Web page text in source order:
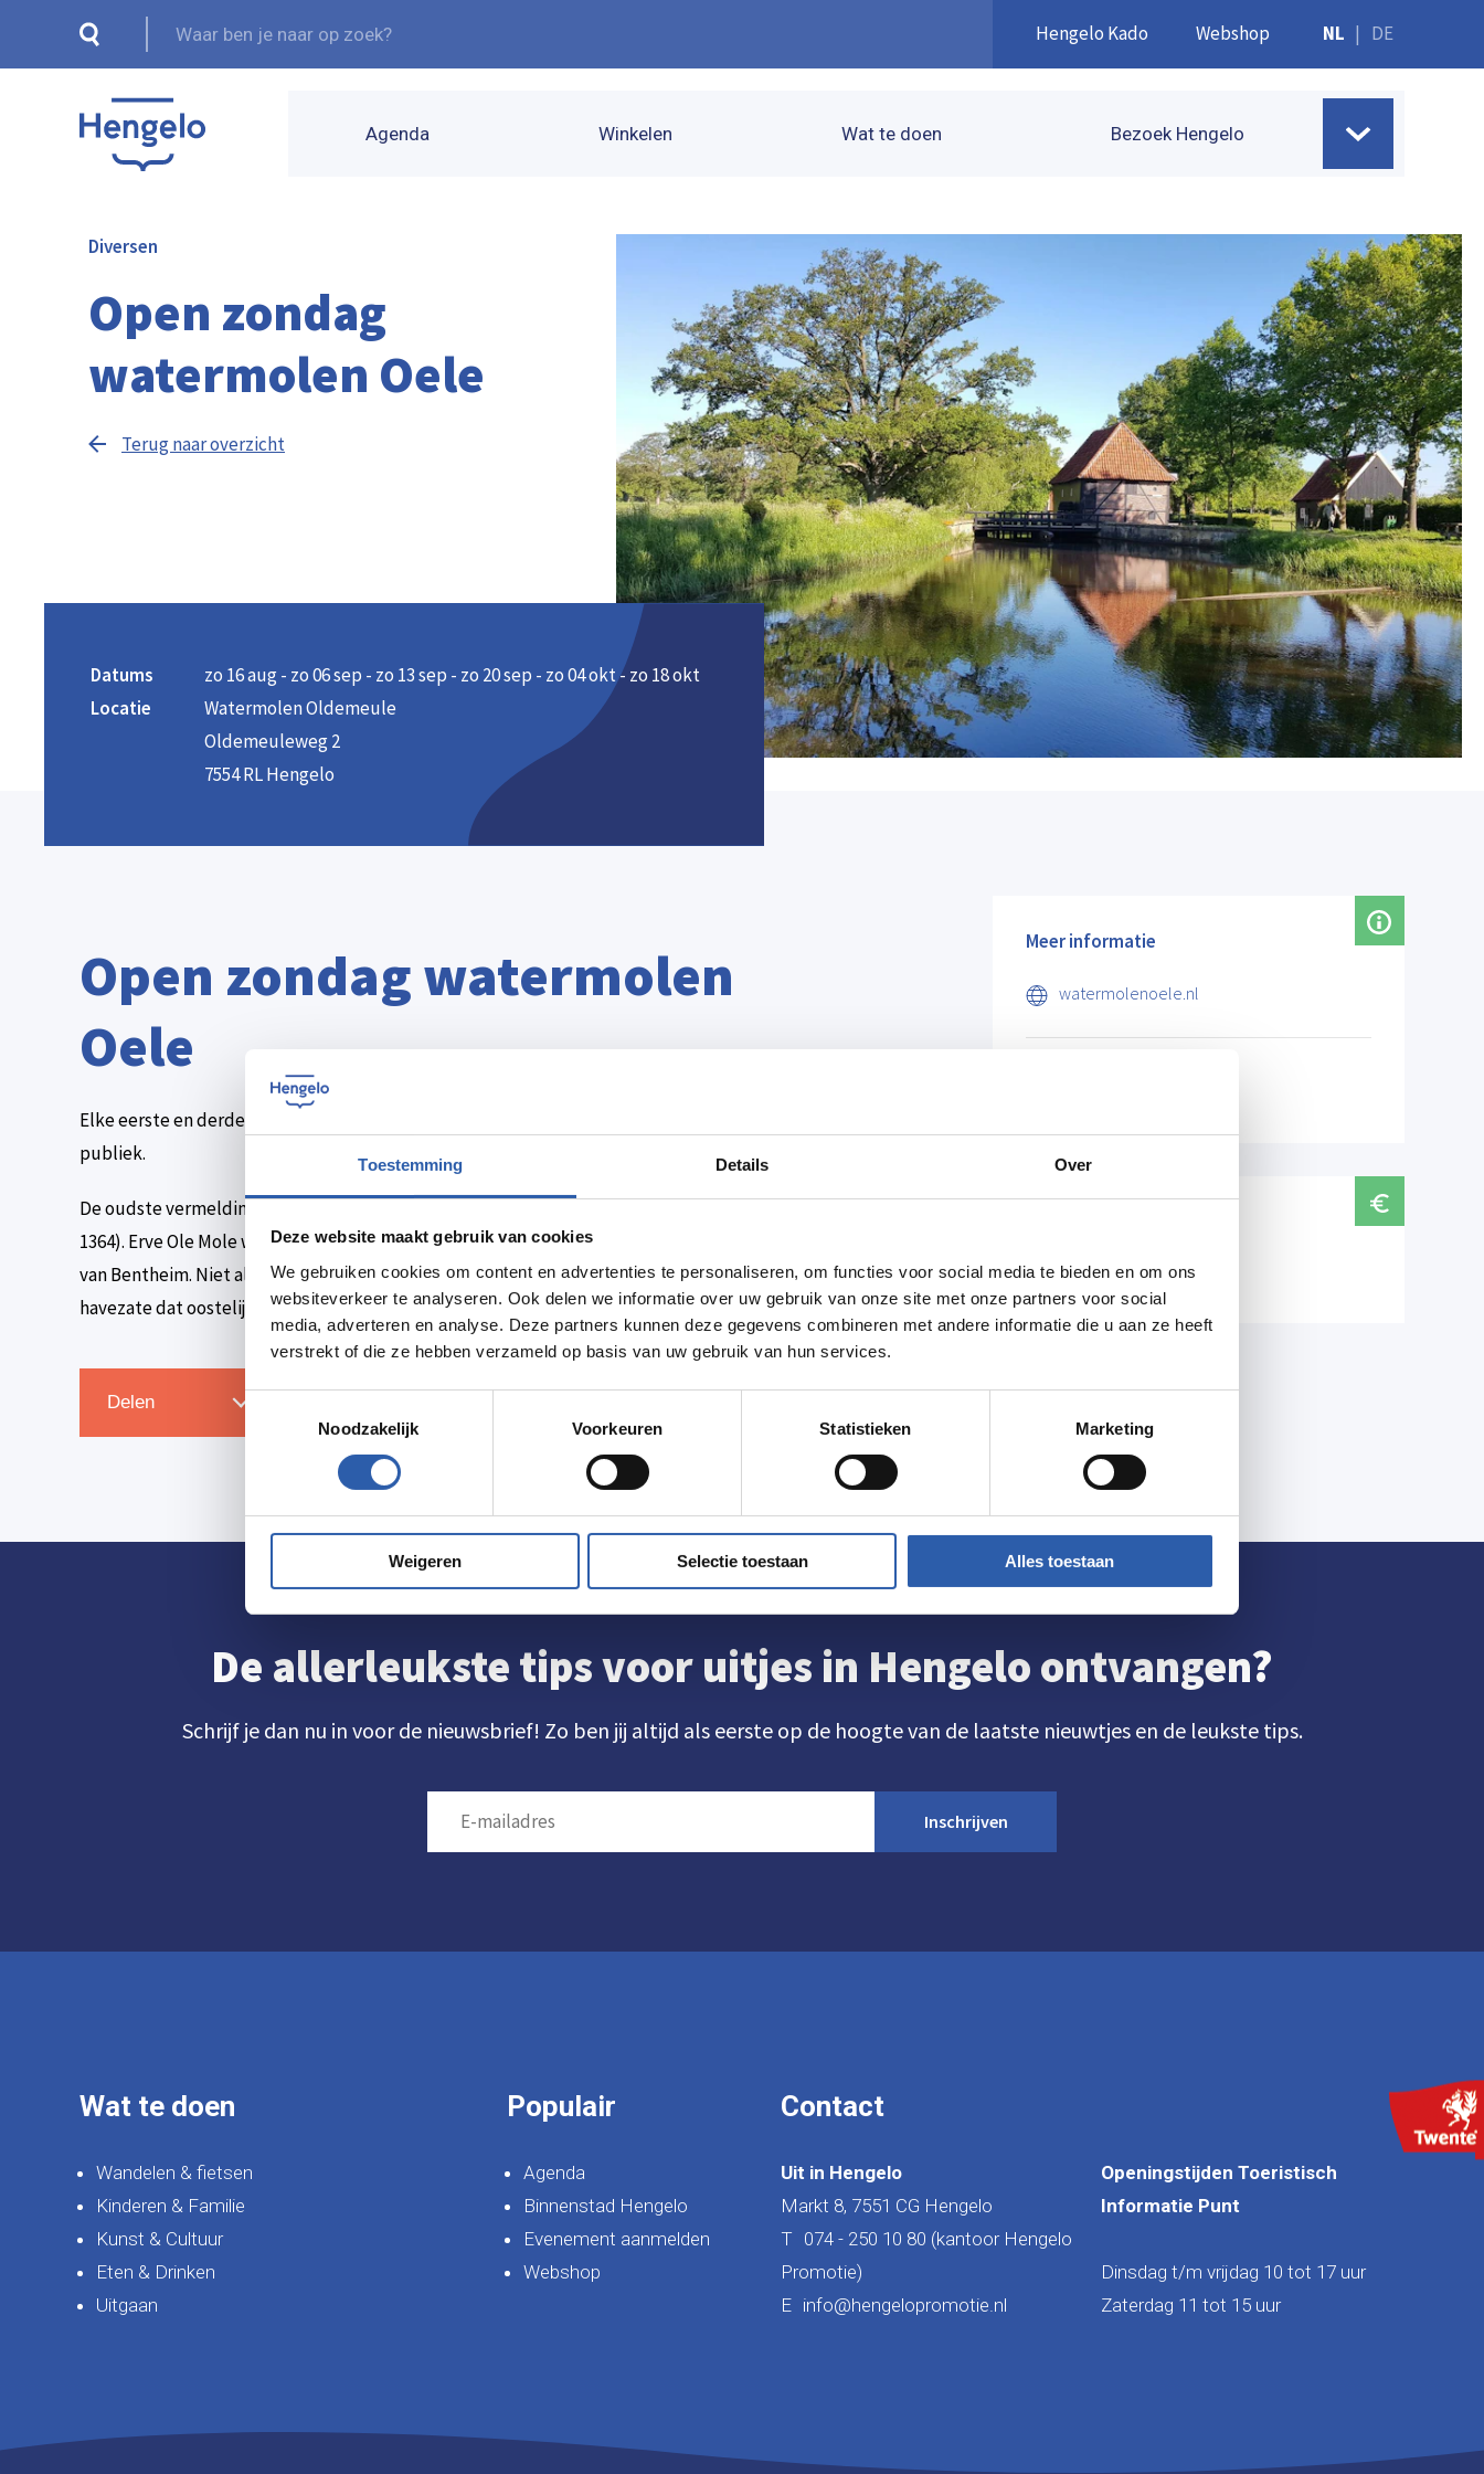
Toestemming Details Over
Deze website maakt gebruik van cookies
We gebruiken cookies om content en advertenties te personaliseren, om functies voor social media te bieden en om ons
websiteverkeer te analyseren. Ook delen we informatie over uw gebruik van onze site met onze partners voor social
media, adverteren en analyse. Deze partners kunnen deze gegevens combineren met andere informatie die u aan ze heeft
verstrekt of die ze hebben verzameld op basis van uw gebruik van hun services.
Toestemmingsselectie
Noodzakelijk
Voorkeuren Statistieken Marketing
Weigeren Selectie toestaan Alles toestaan
Hengelo Kado Webshop NL | DE
Agenda Winkelen Wat te doen Bezoek Hengelo
Diversen
Open zondag
watermolen Oele
Terug naar overzicht
Datums
zo 16 aug - zo 06 sep - zo 13 sep - zo 20 sep - zo 04 okt - zo 18 okt
Locatie
Watermolen Oldemeule
Oldemeuleweg 2
7554 RL Hengelo
Open zondag watermolen
Oele
Elke eerste en derde zondag van de maand tot en met oktober is de molen geopend voor
publiek.
De oudste vermelding over deze watermolen is uit het leenregister van Otto van Bentheim (1346-
1364). Erve Ole Mole wordt op 25 mei 1334 beleend op Evert van Bevervoorde door Simon, Graaf
van Bentheim. Niet alleen de molen wordt beleend maar ook het Nijehuys, oftewel een een kleine
havezate dat oostelijk van de huidige molen heeft gestaan.Hier lees je meer over de watermolen.
Delen
Meer informatie
watermolenoele.nl
Gratis
De allerleukste tips voor uitjes in Hengelo ontvangen?
Schrijf je dan nu in voor de nieuwsbrief! Zo ben jij altijd als eerste op de hoogte van de laatste nieuwtjes en de leukste tips.
Inschrijven
Wat te doen
Wandelen & fietsen
Kinderen & Familie
Kunst & Cultuur
Eten & Drinken
Uitgaan
Populair
Agenda
Binnenstad Hengelo
Evenement aanmelden
Webshop
Contact
Uit in Hengelo
Markt 8, 7551 CG Hengelo
T 074 - 250 10 80 (kantoor Hengelo
Promotie)
E info@hengelopromotie.nl
Openingstijden Toeristisch
Informatie Punt
Dinsdag t/m vrijdag 10 tot 17 uur
Zaterdag 11 tot 15 uur